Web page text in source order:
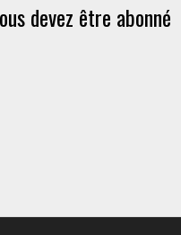
devez être abonné